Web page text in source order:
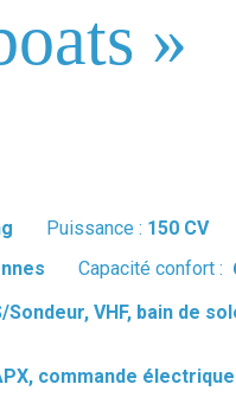
»
Puissance : 150 CV
Capacité confort :
Sondeur, VHF, bain de
commande électrique